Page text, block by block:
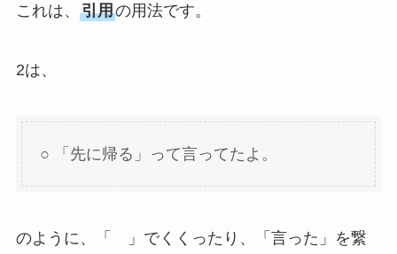
これは、 引用の用法です。
2は、
○ 「先に帰る」って言ってたよ。
のように、「 」でくくったり、「言った」を繋